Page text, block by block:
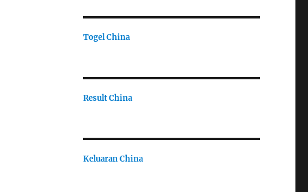
Togel China
Result China
Keluaran China